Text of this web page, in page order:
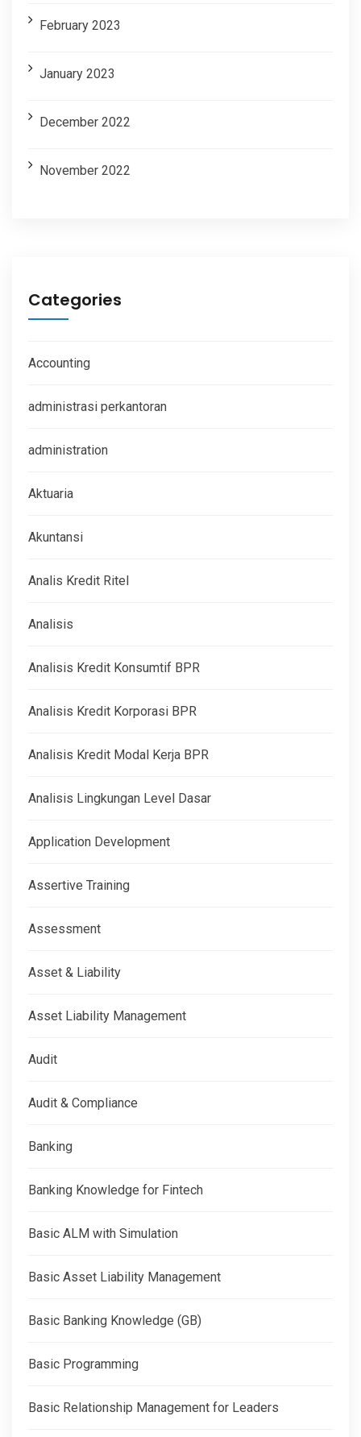
February 2023
January 2023
December 2022
November 2022
Categories
Accounting
administrasi perkantoran
administration
Aktuaria
Akuntansi
Analis Kredit Ritel
Analisis
Analisis Kredit Konsumtif BPR
Analisis Kredit Korporasi BPR
Analisis Kredit Modal Kerja BPR
Analisis Lingkungan Level Dasar
Application Development
Assertive Training
Assessment
Asset & Liability
Asset Liability Management
Audit
Audit & Compliance
Banking
Banking Knowledge for Fintech
Basic ALM with Simulation
Basic Asset Liability Management
Basic Banking Knowledge (GB)
Basic Programming
Basic Relationship Management for Leaders